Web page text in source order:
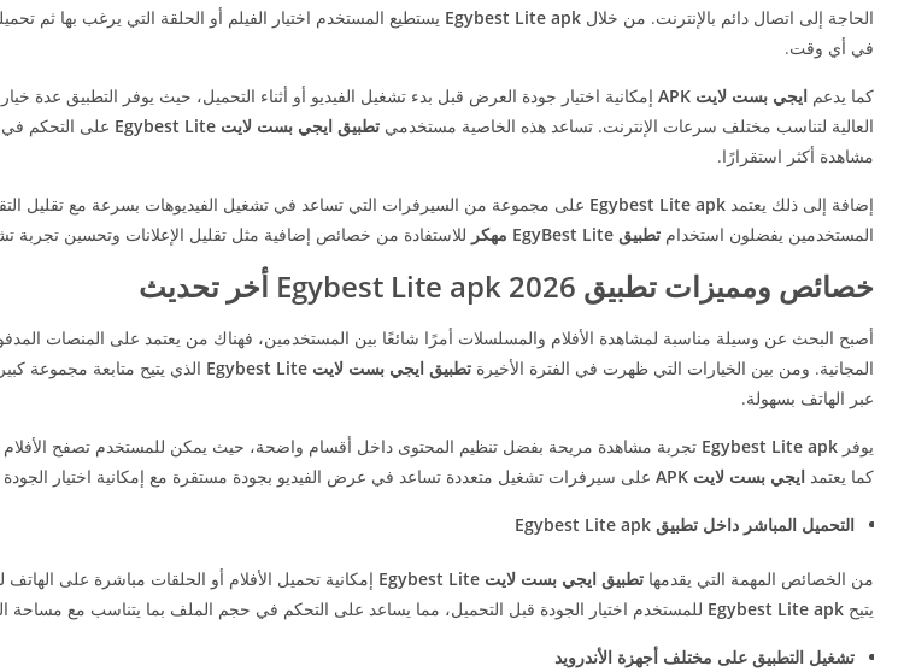
الحاجة إلى اتصال دائم بالإنترنت. من خلال Egybest Lite apk يستطيع المستخدم اختيار الفيلم أو الحلقة التي يرغب بها ثم
في أي وقت.
كما يدعم ايجي بست لايت APK
إمكانية اختيار جودة العرض قبل بدء تشغيل الفيديو أو أثناء التحميل، حيث يوفر التطبيق عدة
العالية لتناسب مختلف سرعات الإنترنت. تساعد هذه الخاصية مستخدمي تطبيق ايجي بست لايت Egybest Lite
على التحكم في
مشاهدة أكثر استقرارًا.
إضافة إلى ذلك يعتمد Egybest Lite apk على مجموعة من السيرفرات التي تساعد في تشغيل الفيديوهات بسرعة مع تقليل
المستخدمين يفضلون استخدام تطبيق EgyBest Lite مهكر للاستفادة من خصائص إضافية مثل تقليل الإعلانات وتحسين تجربة
خصائص ومميزات تطبيق Egybest Lite apk 2026 أخر تحديث
أصبح البحث عن وسيلة مناسبة لمشاهدة الأفلام والمسلسلات أمرًا شائعًا بين المستخدمين، فهناك من يعتمد على المنصات
المجانية. ومن بين الخيارات التي ظهرت في الفترة الأخيرة تطبيق ايجي بست لايت Egybest Lite
الذي يتيح متابعة مجموعة
عبر الهاتف بسهولة.
يوفر Egybest Lite apk تجربة مشاهدة مريحة بفضل تنظيم المحتوى داخل أقسام واضحة، حيث يمكن للمستخدم تصفح الأفلام
كما يعتمد ايجي بست لايت APK على سيرفرات تشغيل متعددة تساعد في عرض الفيديو بجودة مستقرة مع إمكانية اختيار
التحميل المباشر داخل تطبيق Egybest Lite apk
من الخصائص المهمة التي يقدمها تطبيق ايجي بست لايت Egybest Lite
إمكانية تحميل الأفلام أو الحلقات مباشرة على الهاتف
يتيح Egybest Lite apk للمستخدم اختيار الجودة قبل التحميل، مما يساعد على التحكم في حجم الملف بما يتناسب مع مساحة
تشغيل التطبيق على مختلف أجهزة الأندرويد